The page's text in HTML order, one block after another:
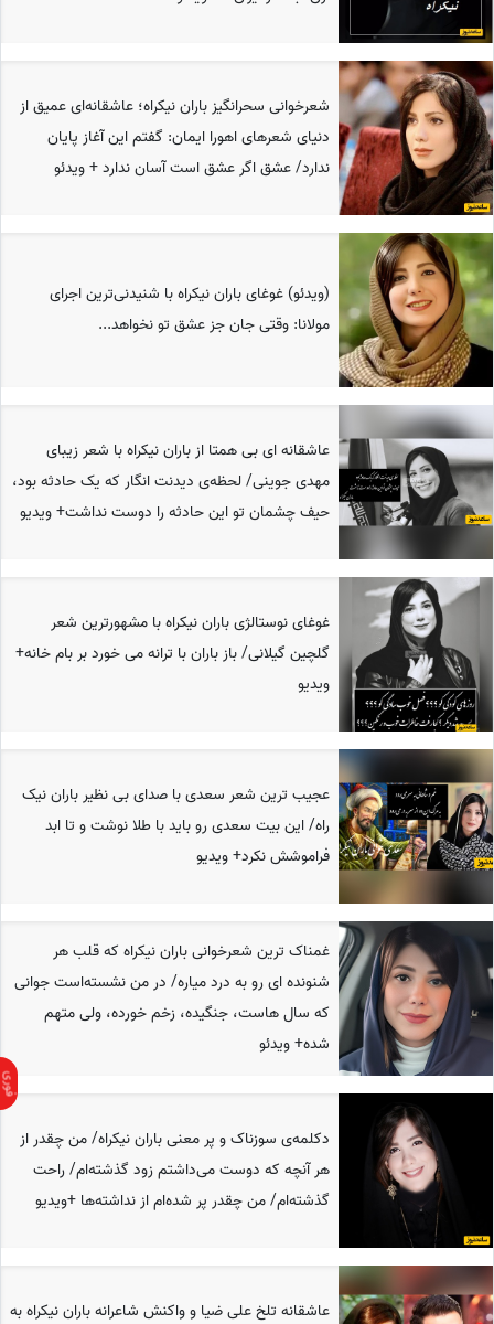
شعرخوانی سحرانگیز باران نیکراه؛ عاشقانه‌ای عمیق از
دنیای شعرهای اهورا ایمان: گفتم این آغاز پایان
ندارد/ عشق اگر عشق است آسان ندارد + ویدئو
(ویدئو) غوغای باران نیکراه با شنیدنی‌ترین اجرای
مولانا: وقتی جان جز عشق تو نخواهد...
عاشقانه ای بی همتا از باران نیکراه با شعر زیبای
مهدی جوینی/ لحظه‌ی دیدنت انگار که یک حادثه بود،
حیف چشمان تو این حادثه را دوست نداشت+ ویدیو
غوغای نوستالژی باران نیکراه با مشهورترین شعر
گلچین گیلانی/ باز باران با ترانه می خورد بر بام خانه+
ویدیو
عجیب ترین شعر سعدی با صدای بی نظیر باران نیک
راه/ این بیت سعدی رو باید با طلا نوشت و تا ابد
فراموشش نکرد+ ویدیو
غمناک ترین شعرخوانی باران نیکراه که قلب هر
شنونده ای رو به درد میاره/ در من نشسته‌است جوانی
که سال هاست، جنگیده، زخم خورده، ولی متهم
شده+ ویدئو
دکلمه‌ی سوزناک و پر معنی باران نیکراه/ من چقدر از
هر آنچه که دوست می‌داشتم زود گذشته‌ام/ راحت
گذشته‌ام/ من چقدر پر شده‌ام از نداشته‌ها +ویدیو
عاشقانه تلخ علی ضیا و واکنش شاعرانه باران نیکراه به